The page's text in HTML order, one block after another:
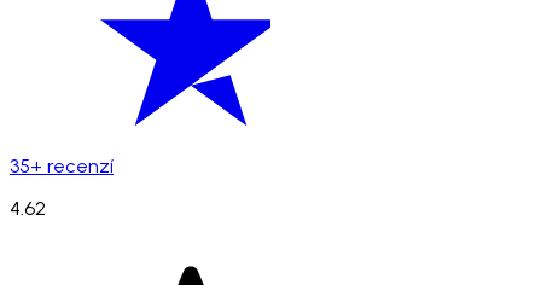
35+ recenzí
4.62